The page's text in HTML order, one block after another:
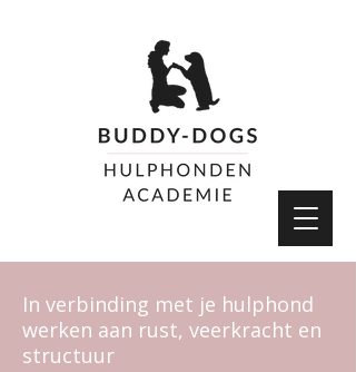
In verbinding met je hulphond
werken aan rust, veerkracht en
structuur